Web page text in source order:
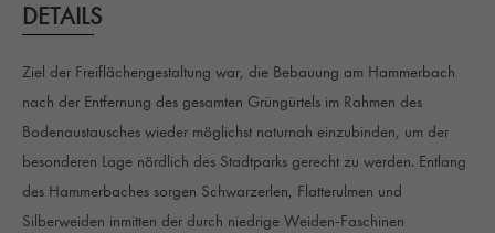
DETAILS
Ziel der Freiflächengestaltung war, die Bebauung am Hammerbach
nach der Entfernung des gesamten Grüngürtels im Rahmen des
Bodenaustausches wieder möglichst naturnah einzubinden, um der
besonderen Lage nördlich des Stadtparks gerecht zu werden. Entlang
des Hammerbaches sorgen Schwarzerlen, Flatterulmen und
Silberweiden inmitten der durch niedrige Weiden-Faschinen